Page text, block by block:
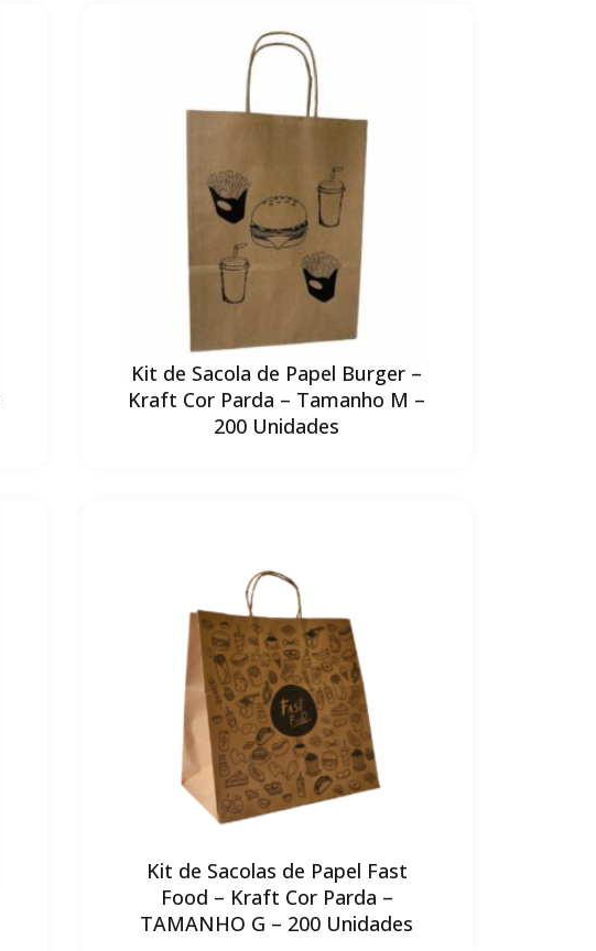
Kit de Sacola de Papel Burger –
Kraft Cor Parda – Tamanho M –
200 Unidades
Kit de Sacolas de Papel Fast
Food – Kraft Cor Parda –
TAMANHO G – 200 Unidades